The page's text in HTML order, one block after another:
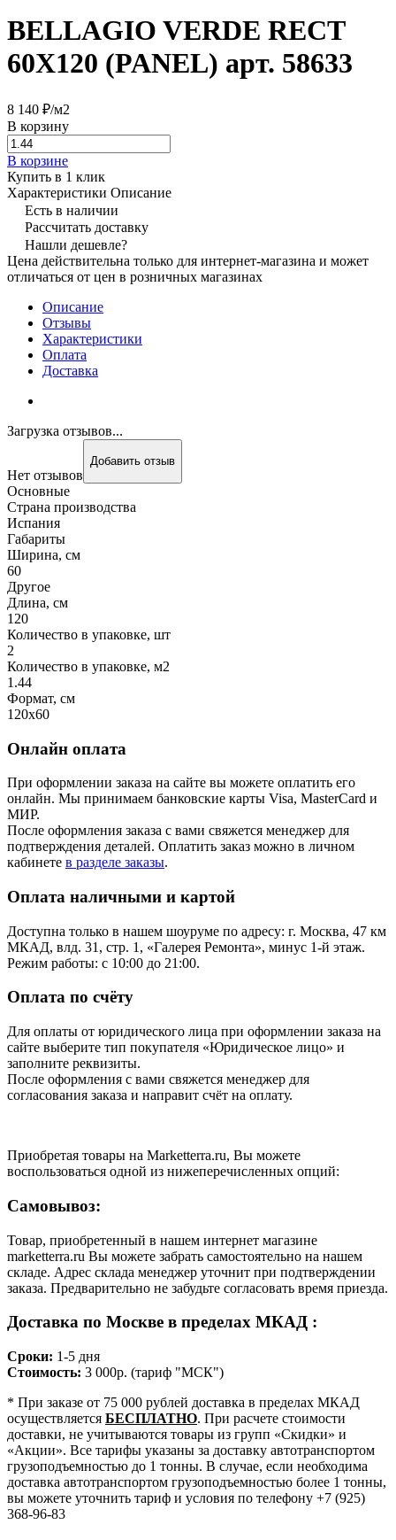
BELLAGIO VERDE RECT
60X120 (PANEL) арт. 58633
8 140 ₽/м2
В корзину
В корзине
Купить в 1 клик
Характеристики Описание
Есть в наличии
Рассчитать доставку
Нашли дешевле?
Цена действительна только для интернет-магазина и может
отличаться от цен в розничных магазинах
Описание
Отзывы
Характеристики
Оплата
Доставка
Загрузка отзывов...
Нет отзывов
Добавить отзыв
Основные
Страна производства
Испания
Габариты
Ширина, см
60
Другое
Длина, см
120
Количество в упаковке, шт
2
Количество в упаковке, м2
1.44
Формат, см
120x60
Онлайн оплата
При оформлении заказа на сайте вы можете оплатить его
онлайн. Мы принимаем банковские карты Visa, MasterCard и
МИР.
После оформления заказа с вами свяжется менеджер для
подтверждения деталей. Оплатить заказ можно в личном
кабинете в разделе заказы.
Оплата наличными и картой
Доступна только в нашем шоуруме по адресу: г. Москва, 47 км
МКАД, влд. 31, стр. 1, «Галерея Ремонта», минус 1‑й этаж.
Режим работы: с 10:00 до 21:00.
Оплата по счёту
Для оплаты от юридического лица при оформлении заказа на
сайте выберите тип покупателя «Юридическое лицо» и
заполните реквизиты.
После оформления с вами свяжется менеджер для
согласования заказа и направит счёт на оплату.
Приобретая товары на Marketterra.ru, Вы можете
воспользоваться одной из нижеперечисленных опций:
Самовывоз:
Товар, приобретенный в нашем интернет магазине
marketterra.ru Вы можете забрать самостоятельно на нашем
складе. Адрес склада менеджер уточнит при подтверждении
заказа. Предварительно не забудьте согласовать время приезда.
Доставка по Москве в пределах МКАД :
Сроки: 1-5 дня
Стоимость: 3 000р. (тариф "МСК")
* При заказе от 75 000 рублей доставка в пределах МКАД
осуществляется БЕСПЛАТНО. При расчете стоимости
доставки, не учитываются товары из групп «Скидки» и
«Акции». Все тарифы указаны за доставку автотранспортом
грузоподъемностью до 1 тонны. В случае, если необходима
доставка автотранспортом грузоподъемностью более 1 тонны,
вы можете уточнить тариф и условия по телефону +7 (925)
368-96-83